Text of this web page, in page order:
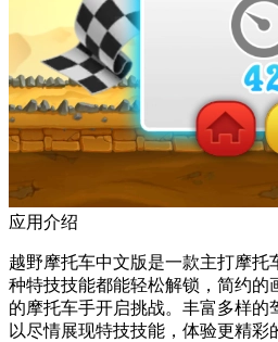
应用介绍
越野摩托车中文版是一款主打摩托
种特技技能都能轻松解锁，简约的
的摩托车手开启挑战。丰富多样的
以尽情展现特技技能，体验更精彩